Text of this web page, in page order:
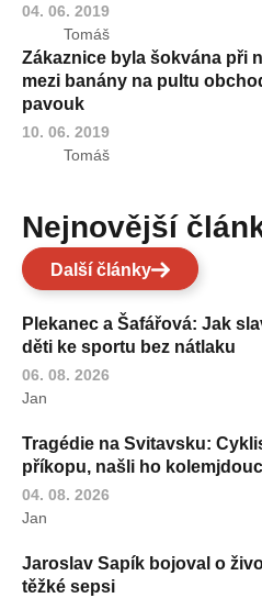
04. 06. 2019
Tomáš
Zákaznice byla šokvána při
mezi banány na pultu
pavouk
10. 06. 2019
Tomáš
Nejnovější
Další články
Plekanec a Šafářová: Jak
děti ke sportu bez nátlaku
06. 08. 2026
Jan
Tragédie na Svitavsku:
příkopu, našli ho
04. 08. 2026
Jan
Jaroslav Sapík bojoval o
těžké sepsi